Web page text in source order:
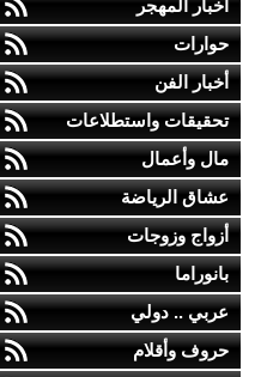
اخبار المهجر
حوارات
أخبار الفن
تحقيقات واستطلاعات
مال وأعمال
عشاق الرياضة
أزواج وزوجات
بانوراما
عربي .. دولي
حروف وأقلام